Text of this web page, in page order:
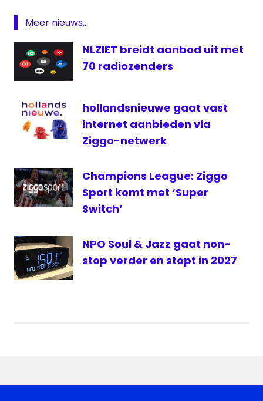
nieuws
radio
GrootnieuwsRadio
Joyne
satelliet
televisie
Meer nieuws...
NLZIET breidt aanbod uit met
70 radiozenders
hollandsnieuwe gaat vast
internet aanbieden via
Ziggo-netwerk
Champions League: Ziggo
Sport komt met ‘Super
Switch’
NPO Soul & Jazz gaat non-
stop verder en stopt in 2027